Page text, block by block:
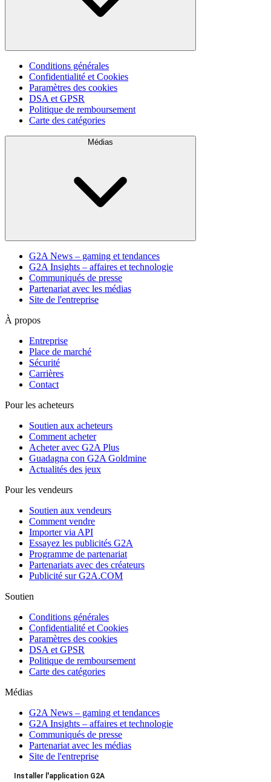
Conditions générales
Confidentialité et Cookies
Paramètres des cookies
DSA et GPSR
Politique de remboursement
Carte des catégories
Médias
G2A News – gaming et tendances
G2A Insights – affaires et technologie
Communiqués de presse
Partenariat avec les médias
Site de l'entreprise
À propos
Entreprise
Place de marché
Sécurité
Carrières
Contact
Pour les acheteurs
Soutien aux acheteurs
Comment acheter
Acheter avec G2A Plus
Guadagna con G2A Goldmine
Actualités des jeux
Pour les vendeurs
Soutien aux vendeurs
Comment vendre
Importer via API
Essayez les publicités G2A
Programme de partenariat
Partenariats avec des créateurs
Publicité sur G2A.COM
Soutien
Conditions générales
Confidentialité et Cookies
Paramètres des cookies
DSA et GPSR
Politique de remboursement
Carte des catégories
Médias
G2A News – gaming et tendances
G2A Insights – affaires et technologie
Communiqués de presse
Partenariat avec les médias
Site de l'entreprise
Installer l'application G2A